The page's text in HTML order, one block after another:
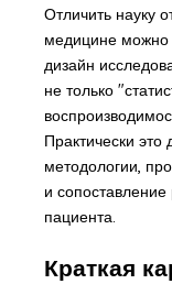
Отличить науку
медицине можно
дизайн
не только
Практически это
методологии,
и сопоставление
пациента.
Краткая